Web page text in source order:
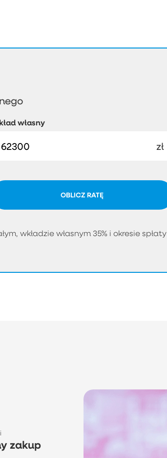
własny
zł
OBLICZ RATĘ
wkładzie własnym 35% i okresie spłaty
zakup